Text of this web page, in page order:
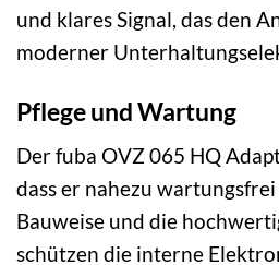
und klares Signal, das den
moderner
Pflege und Wartung
Der fuba OVZ 065 HQ
dass er nahezu
Bauweise und die
schützen die interne